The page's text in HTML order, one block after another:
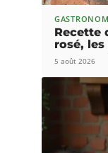
Recette
rosé,
5 août 2026